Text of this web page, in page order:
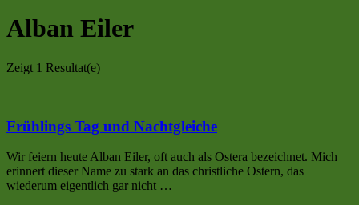
Alban Eiler
Zeigt 1 Resultat(e)
Frühlings Tag und Nachtgleiche
Wir feiern heute Alban Eiler, oft auch als Ostera bezeichnet. Mich
erinnert dieser Name zu stark an das christliche Ostern, das
wiederum eigentlich gar nicht …